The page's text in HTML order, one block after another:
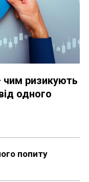
чим ризикують
одного
попиту